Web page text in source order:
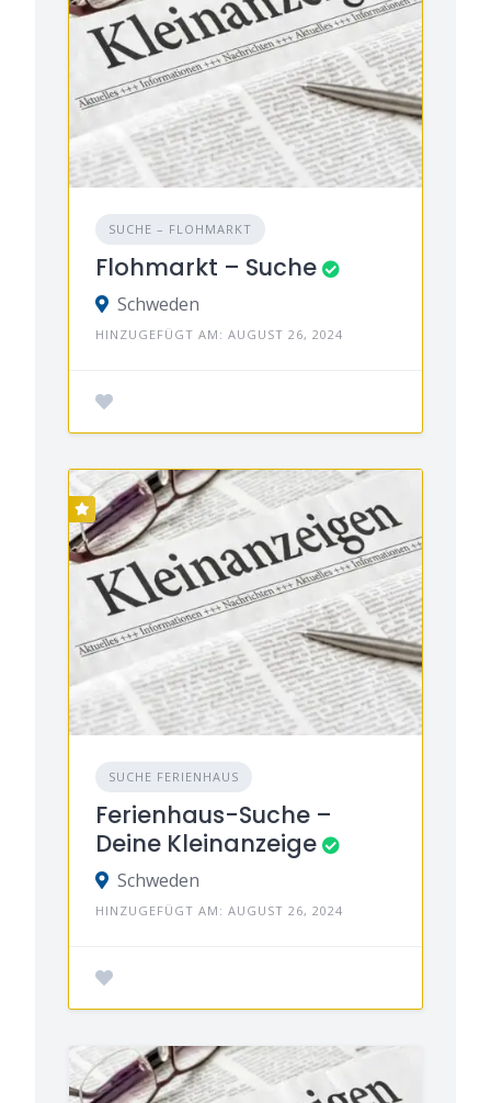
SUCHE – FLOHMARKT
Flohmarkt – Suche
Schweden
HINZUGEFÜGT AM: AUGUST 26, 2024
SUCHE FERIENHAUS
Ferienhaus-Suche –
Deine Kleinanzeige
Schweden
HINZUGEFÜGT AM: AUGUST 26, 2024